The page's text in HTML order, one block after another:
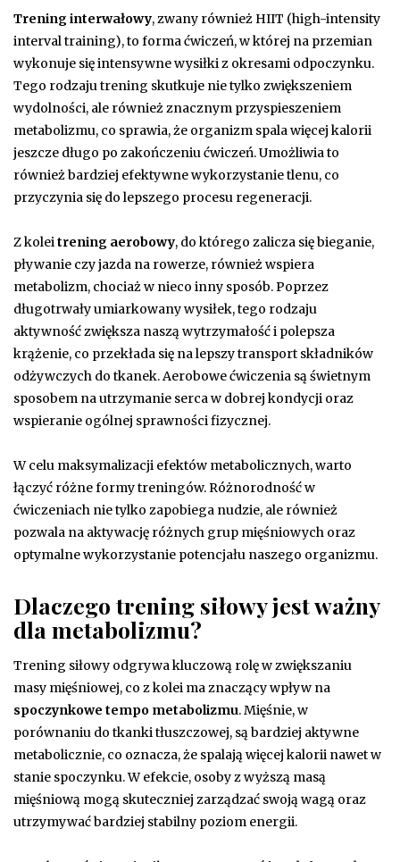
Trening interwałowy, zwany również HIIT (high-intensity
interval training), to forma ćwiczeń, w której na przemian
wykonuje się intensywne wysiłki z okresami odpoczynku.
Tego rodzaju trening skutkuje nie tylko zwiększeniem
wydolności, ale również znacznym przyspieszeniem
metabolizmu, co sprawia, że organizm spala więcej kalorii
jeszcze długo po zakończeniu ćwiczeń. Umożliwia to
również bardziej efektywne wykorzystanie tlenu, co
przyczynia się do lepszego procesu regeneracji.
Z koleitrening aerobowy, do którego zalicza się bieganie,
pływanie czy jazda na rowerze, również wspiera
metabolizm, chociaż w nieco inny sposób. Poprzez
długotrwały umiarkowany wysiłek, tego rodzaju
aktywność zwiększa naszą wytrzymałość i polepsza
krążenie, co przekłada się na lepszy transport składników
odżywczych do tkanek. Aerobowe ćwiczenia są świetnym
sposobem na utrzymanie serca w dobrej kondycji oraz
wspieranie ogólnej sprawności fizycznej.
W celu maksymalizacji efektów metabolicznych, warto
łączyć różne formy treningów. Różnorodność w
ćwiczeniach nie tylko zapobiega nudzie, ale również
pozwala na aktywację różnych grup mięśniowych oraz
optymalne wykorzystanie potencjału naszego organizmu.
Dlaczego trening siłowy jest ważny
dla metabolizmu?
Trening siłowy odgrywa kluczową rolę w zwiększaniu
masy mięśniowej, co z kolei ma znaczący wpływ na
spoczynkowe tempo metabolizmu. Mięśnie, w
porównaniu do tkanki tłuszczowej, są bardziej aktywne
metabolicznie, co oznacza, że spalają więcej kalorii nawet w
stanie spoczynku. W efekcie, osoby z wyższą masą
mięśniową mogą skuteczniej zarządzać swoją wagą oraz
utrzymywać bardziej stabilny poziom energii.